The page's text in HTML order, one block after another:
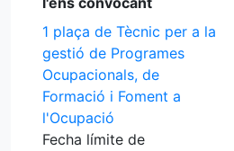
1 plaça de Tècnic per a la
gestió de Programes
Ocupacionals, de
Formació i Foment a
l'Ocupació
Fecha límite de